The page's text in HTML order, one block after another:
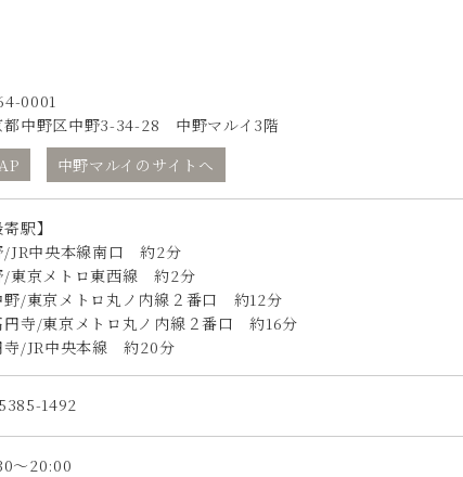
0001
都中野区中野3-34-28 中野マルイ3階
中野マルイのサイトへ
寄駅】
/JR中央本線南口 約2分
/東京メトロ東西線 約2分
野/東京メトロ丸ノ内線２番口 約12分
円寺/東京メトロ丸ノ内線２番口 約16分
寺/JR中央本線 約20分
1492
～20:00